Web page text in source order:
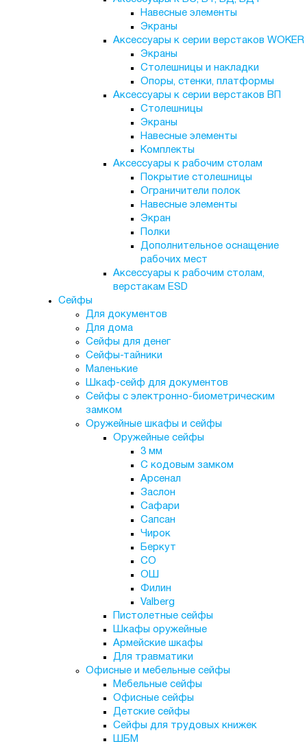
Навесные элементы
Экраны
Аксессуары к серии верстаков WOKER
Экраны
Столешницы и накладки
Опоры, стенки, платформы
Аксессуары к серии верстаков ВП
Столешницы
Экраны
Навесные элементы
Комплекты
Аксессуары к рабочим столам
Покрытие столешницы
Ограничители полок
Навесные элементы
Экран
Полки
Дополнительное оснащение
рабочих мест
Аксессуары к рабочим столам,
верстакам ESD
Сейфы
Для документов
Для дома
Сейфы для денег
Сейфы-тайники
Маленькие
Шкаф-сейф для документов
Сейфы с электронно-биометрическим
замком
Оружейные шкафы и сейфы
Оружейные сейфы
3 мм
С кодовым замком
Арсенал
Заслон
Сафари
Сапсан
Чирок
Беркут
СО
ОШ
Филин
Valberg
Пистолетные сейфы
Шкафы оружейные
Армейские шкафы
Для травматики
Офисные и мебельные сейфы
Мебельные сейфы
Офисные сейфы
Детские сейфы
Сейфы для трудовых книжек
ШБМ